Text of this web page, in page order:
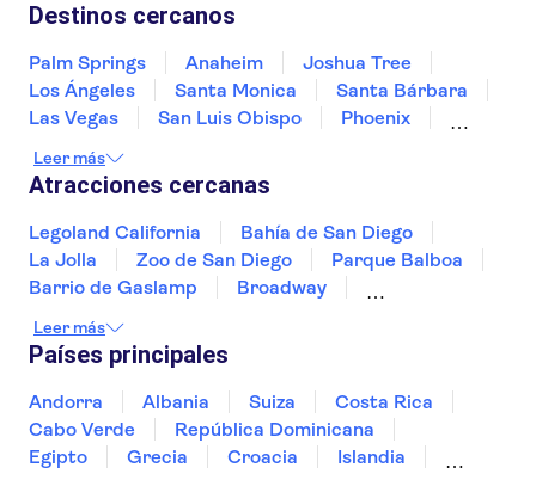
Destinos cercanos
Palm Springs Anaheim
Joshua Tree
Los Ángeles
Santa Monica
Santa Bárbara
Las Vegas
San Luis Obispo
Phoenix
Tusayan
Leer más
Atracciones cercanas
Legoland California
Bahía de San Diego
La Jolla
Zoo de San Diego
Parque Balboa
Barrio de Gaslamp
Broadway
Museo Americano de Historia Natural
Museo Intrepid del Mar, Aire y Espacio
Museo de Arte Moderno (MoMA)
Madame Tussauds Nueva York
Rockefeller Center
One World Observatory
Leer más
Países principales
Andorra Albania Suiza
Costa Rica
Cabo Verde
República Dominicana
Egipto
Grecia Croacia
Islandia